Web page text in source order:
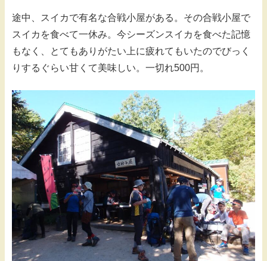
途中、スイカで有名な合戦小屋がある。その合戦小屋で
スイカを食べて一休み。今シーズンスイカを食べた記憶
もなく、とてもありがたい上に疲れてもいたのでびっく
りするぐらい甘くて美味しい。一切れ500円。